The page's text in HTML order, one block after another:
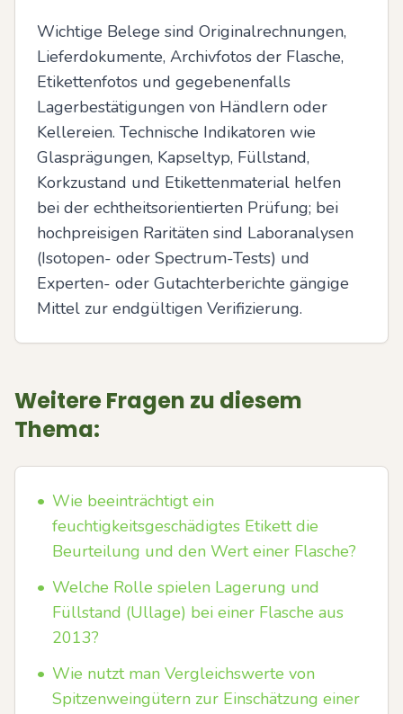
Wichtige Belege sind Originalrechnungen,
Lieferdokumente, Archivfotos der Flasche,
Etikettenfotos und gegebenenfalls
Lagerbestätigungen von Händlern oder
Kellereien. Technische Indikatoren wie
Glasprägungen, Kapseltyp, Füllstand,
Korkzustand und Etikettenmaterial helfen
bei der echtheitsorientierten Prüfung; bei
hochpreisigen Raritäten sind Laboranalysen
(Isotopen- oder Spectrum-Tests) und
Experten- oder Gutachterberichte gängige
Mittel zur endgültigen Verifizierung.
Weitere Fragen zu diesem
Thema:
• Wie beeinträchtigt ein
feuchtigkeitsgeschädigtes Etikett die
Beurteilung und den Wert einer Flasche?
• Welche Rolle spielen Lagerung und
Füllstand (Ullage) bei einer Flasche aus
2013?
• Wie nutzt man Vergleichswerte von
Spitzenweingütern zur Einschätzung einer